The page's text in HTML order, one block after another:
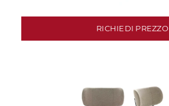
RICHIEDI PREZZO